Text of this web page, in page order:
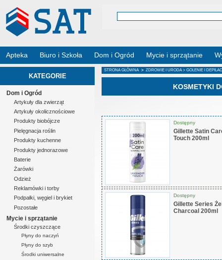
Apteka Biuro i Szkoła Dom i Ogród Mycie i sprzątanie
KATEGORIE
Dom i Ogród
Artykuły dla zwierząt
Artykuły okolicznościowe
Produkty biobójcze
Pielęgnacja roślin
Produkty kuchenne
Produkty jednorazowe
Baterie
Żarówki
Odzież
Reklamówki i torby
Podpałki, węgiel i brykiet
Pozostałe
Mycie i sprzątanie
Środki czyszczące
Płyny do naczyń
Płyny do szyb
Środki uniwersalne
STRONA GŁÓWNA > ZDROWIE I URODA >GOLENIE I
KOSMETYKI
Dostępny
Gillette Satin
Touch 200ml
Dostępny
Gillette Series
Charcoal 200ml